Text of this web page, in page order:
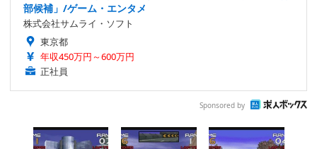
部候補」/ゲーム・エンタメ
株式会社サムライ・ソフト
東京都
年収450万円～600万円
正社員
Sponsored by